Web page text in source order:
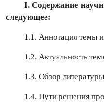
I. Содержание
следующее:
1.1. Аннотация темы
1.2. Актуальность
1.3. Обзор
1.4. Пути решения